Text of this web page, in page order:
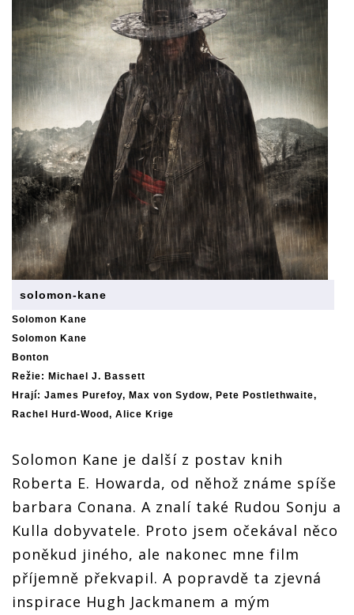
solomon-kane
Solomon Kane
Solomon Kane
Bonton
Režie: Michael J. Bassett
Hrají: James Purefoy, Max von Sydow, Pete Postlethwaite,
Rachel Hurd-Wood, Alice Krige
Solomon Kane je další z postav knih
Roberta E. Howarda, od něhož známe spíše
barbara Conana. A znalí také Rudou Sonju a
Kulla dobyvatele. Proto jsem očekával něco
poněkud jiného, ale nakonec mne film
příjemně překvapil. A popravdě ta zjevná
inspirace Hugh Jackmanem a mým